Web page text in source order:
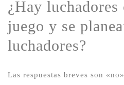
¿Hay
juego y se
luchadores?
Las respuestas breves son